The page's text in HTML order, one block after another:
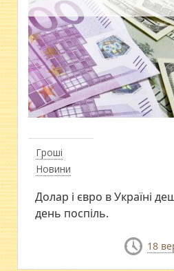
Гроші
Новини
Долар і євро в Україні
день поспіль.
18